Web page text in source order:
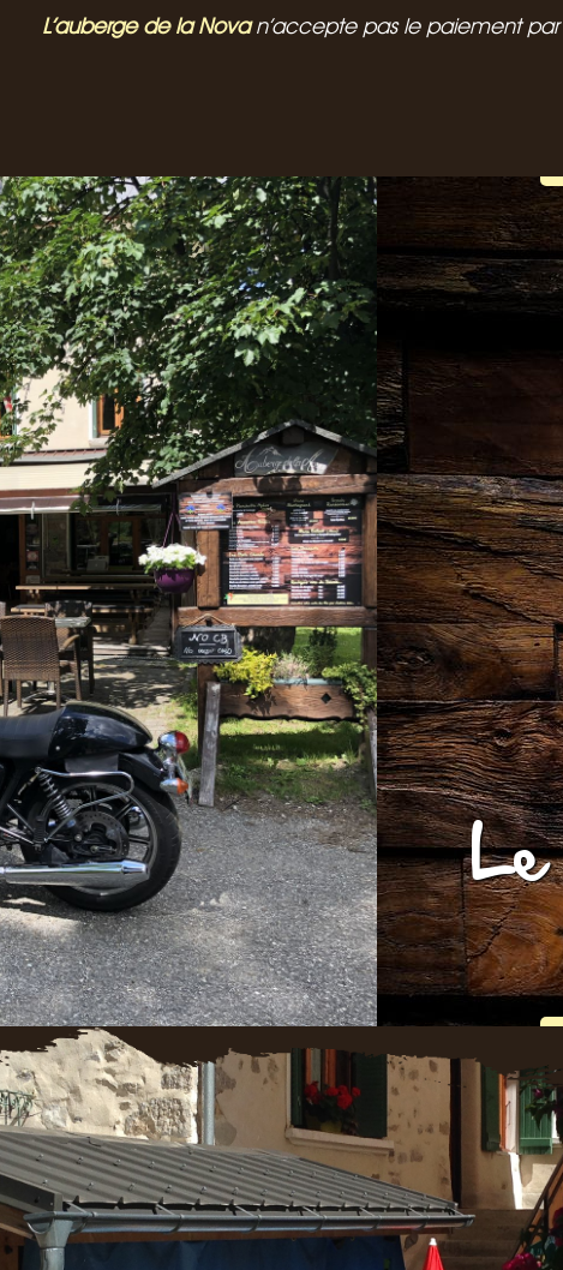
L’auberge de la Novan’accepte pas le paiement